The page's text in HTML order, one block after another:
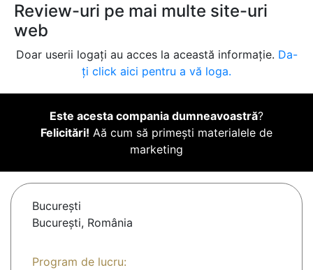
Review-uri pe mai multe site-uri
web
Doar userii logați au acces la această informație. Da-
ți click aici pentru a vă loga.
Este acesta compania dumneavoastră?
Felicitări! Aă cum să primești materialele de
marketing
Bucureşti
București, România
Program de lucru: